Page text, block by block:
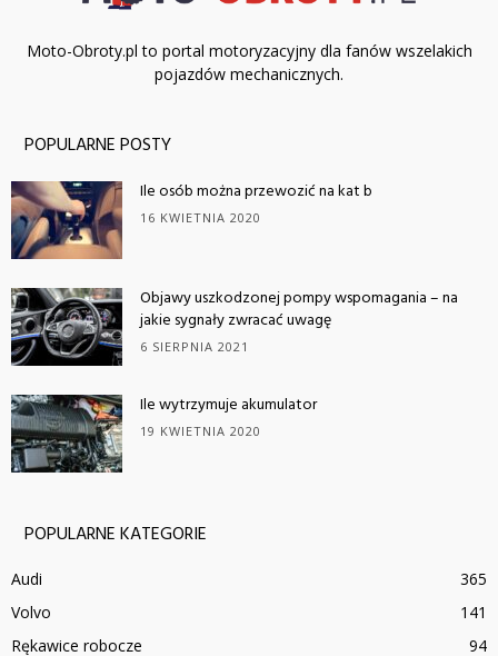
Moto-Obroty.pl to portal motoryzacyjny dla fanów wszelakich
pojazdów mechanicznych.
POPULARNE POSTY
Ile osób można przewozić na kat b
16 KWIETNIA 2020
Objawy uszkodzonej pompy wspomagania – na
jakie sygnały zwracać uwagę
6 SIERPNIA 2021
Ile wytrzymuje akumulator
19 KWIETNIA 2020
POPULARNE KATEGORIE
Audi
365
Volvo
141
Rękawice robocze
94